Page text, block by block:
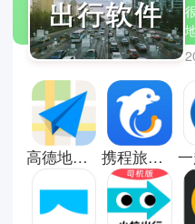
高德地图导航手机版 携程旅行2026版